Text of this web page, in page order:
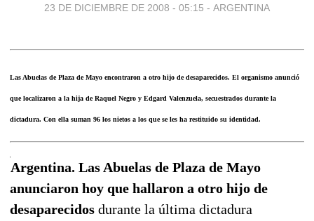
23 DE DICIEMBRE DE 2008 - 05:15 - ARGENTINA
Las Abuelas de Plaza de Mayo encontraron a otro hijo de desaparecidos. El organismo anunció
que localizaron a la hija de Raquel Negro y Edgard Valenzuela, secuestrados durante la
dictadura. Con ella suman 96 los nietos a los que se les ha restituido su identidad.
Argentina. Las Abuelas de Plaza de Mayo
anunciaron hoy que hallaron a otro hijo de
desaparecidos durante la última dictadura